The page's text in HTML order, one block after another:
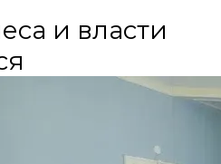
и власти